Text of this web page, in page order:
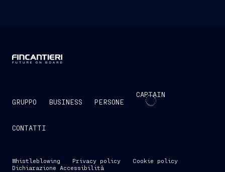
GRUPPO BUSINESS PERSONE
CAPTAIN
CONTATTI
Whistleblowing Privacy policy
Cookie policy
Dichiarazione Accessibilità